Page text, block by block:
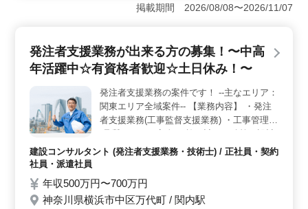
特に中高年の方々のご応募をお待ちしています。経験豊
富な方々のご指導のもと、チームでの活躍を期待してい
り、新たな環境での活躍をお考えの方に最適です。
＜充実した福利厚生＞ 当社では、週休2日制や無料駐車
身用宿舎の完備や社会保険の完備など、安心して長期間
働ける環境を提供しています。家族との時間も大切にで
きるので、ワークライフバランスを保ちながら活躍でき
ます。 ＜資格取得支援＞ 1級土木施工管理技士など
の資格をお持ちでない方も、ご相談いただければサポー
トいたします。技術士やRCCMの取得を目指す方には、
教育制度や資格手当などの支援を提供し、スキルアップ
をサポートします。自己成長に向けて、当社で活躍しま
せんか。
掲載期間 2026/08/08〜2026/11/07
発注者支援業務が出来る方の募集！〜中高
年活躍中☆有資格者歓迎☆土日休み！〜
発注者支援業務の案件です！ --主なエリア：
関東エリア全域案件-- 【業務内容】 ・発注
者支援業務(工事監督支援業務) ・工事管理
変更 ・現場での打ち合わせ、CAD操作あり
経験者 ・1級土木施工管理技士有資格者 社
宅完備です！ 50代以上で土木施工管理業務
建設コンサルタント (発注者支援業務・技術士) / 正社員・契約
社員・派遣社員
年収500万円〜700万円
神奈川県横浜市中区万代町 / 関内駅